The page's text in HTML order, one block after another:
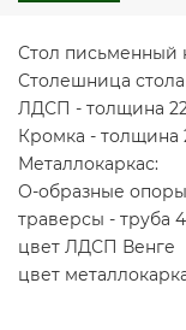
Стол письменный
Столешница
ЛДСП - толщина
Кромка - толщина
Металлокаркас:
О-образные
траверсы - труба
цвет ЛДСП Венге
цвет